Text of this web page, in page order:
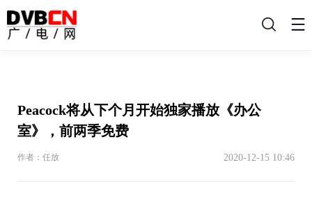
搜
Peacock将从下个月开始独家播放《办公
室》，前两季免费
作者：任放 2020-12-15 10:46